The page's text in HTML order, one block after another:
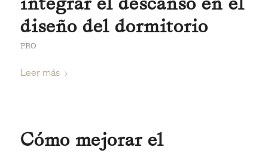
diseño del dormitorio
PRO
Leer más
Cómo mejorar el